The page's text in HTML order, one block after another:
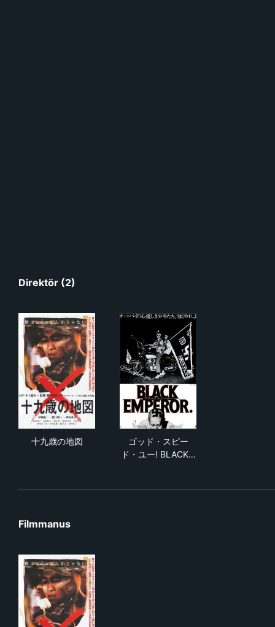
Direktör (2)
十九歳の地図
ゴッド・スピー
ド・ユー! BLACK…
Filmmanus